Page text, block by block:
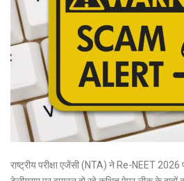
राष्ट्रीय परीक्षा एजेंसी (NTA) ने Re-NEET 2026